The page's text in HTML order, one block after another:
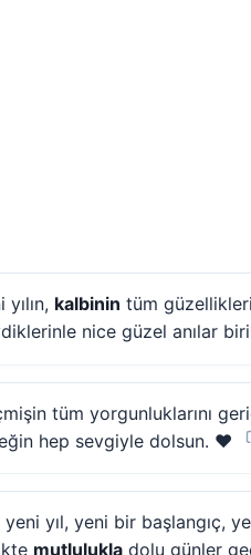
yılın, kalbinin tüm
nice güzel anılar
tüm yorgunluklarını
hep sevgiyle dolsun. ❤️
yeni yıl, yeni bir başlangıç,
mutlulukla dolu günler